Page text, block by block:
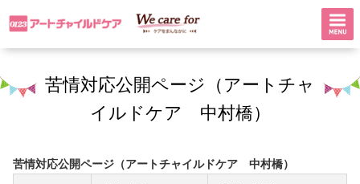
苦情対応公開ページ（アートチャ
イルドケア 中村橋）
苦情対応公開ページ（アートチャイルドケア 中村橋）